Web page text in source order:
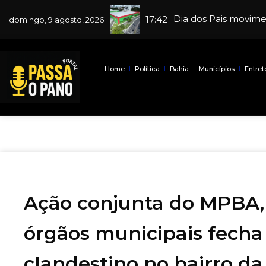
domingo, 9 agosto, 2026 17:42 Dia dos Pais
Camaçari avança
Laura Passos
Home Política Bahia Municípios
Ação conjunta do
órgãos municipais